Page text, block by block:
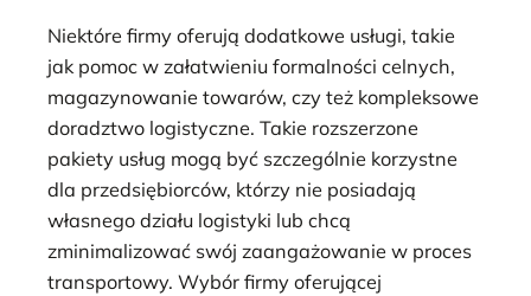
Niektóre firmy oferują dodatkowe usługi, takie
jak pomoc w załatwieniu formalności celnych,
magazynowanie towarów, czy też kompleksowe
doradztwo logistyczne. Takie rozszerzone
pakiety usług mogą być szczególnie korzystne
dla przedsiębiorców, którzy nie posiadają
własnego działu logistyki lub chcą
zminimalizować swój zaangażowanie w proces
transportowy. Wybór firmy oferującej